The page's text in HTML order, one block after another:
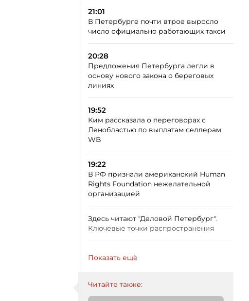
21:01
В Петербурге почти втрое выросло
число официально работающих такси
20:28
Предложения Петербурга легли в
основу нового закона о береговых
линиях
19:52
Ким рассказала о переговорах с
Ленобластью по выплатам селлерам
WB
19:22
В РФ признали американский Human
Rights Foundation нежелательной
организацией
Здесь читают "Деловой Петербург".
Ключевые точки распространения
Показать ещё
Читайте также: